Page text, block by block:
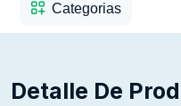
Categorias
Detalle De